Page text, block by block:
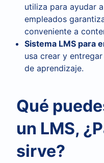
utiliza para ayudar
empleados
conveniente a
Sistema LMS para
usa crear y
de aprendizaje.
Qué
un LMS,
sirve?